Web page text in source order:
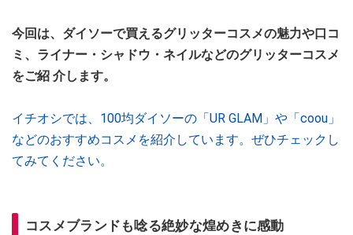
今回は、ダイソーで買えるグリッターコスメの魅力や口コ
ミ、ライナー・シャドウ・ネイルなどのグリッターコスメ
をご紹 介します。
イチオシでは、100均ダイソーの「UR GLAM」や「coou」
などのおすすめコスメを紹介しています。ぜひチェックし
てみてください。
コスメブランドも唸る絶妙な煌めきに感動